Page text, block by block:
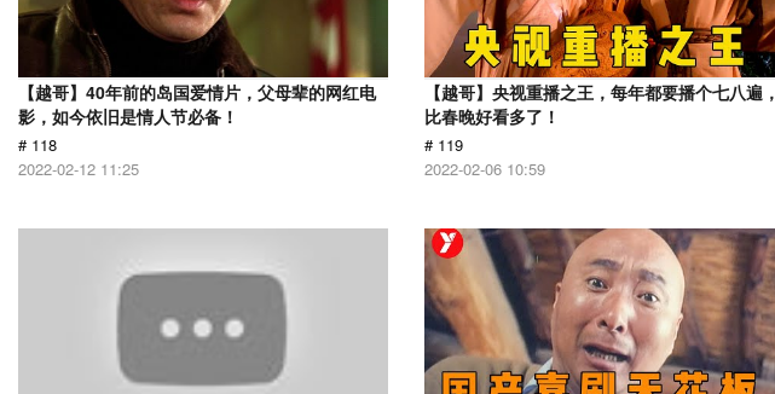
【越哥】40年前的岛国爱情片，父母辈的网红电
影，如今依旧是情人节必备！
# 118
2022-02-12 11:25
【越哥】央视重播之王，每年都要播个七八遍，
比春晚好看多了！
# 119
2022-02-06 10:59